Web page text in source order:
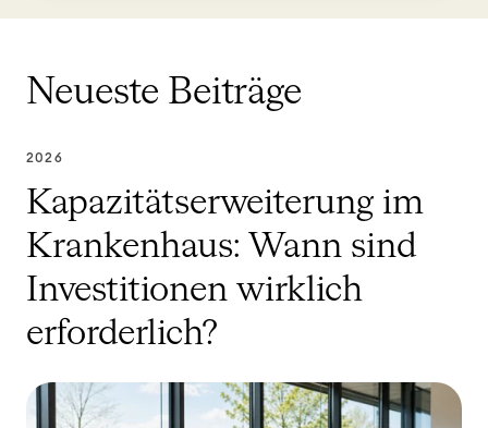
Neueste Beiträge
2026
Kapazitätserweiterung im
Krankenhaus: Wann sind
Investitionen wirklich
erforderlich?